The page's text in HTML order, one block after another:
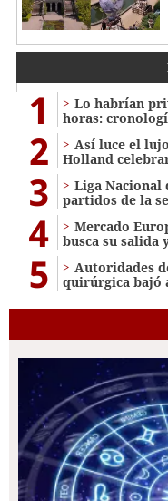
1
Lo habrían
horas:
2
Así luce el
Holland
3
Liga Nacional
partidos de la
4
Mercado
busca su salida
5
Autoridades
quirúrgica bajó